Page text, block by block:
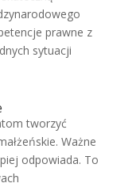
prawne z
sytuacji
tworzyć
Ważne
odpowiada. To